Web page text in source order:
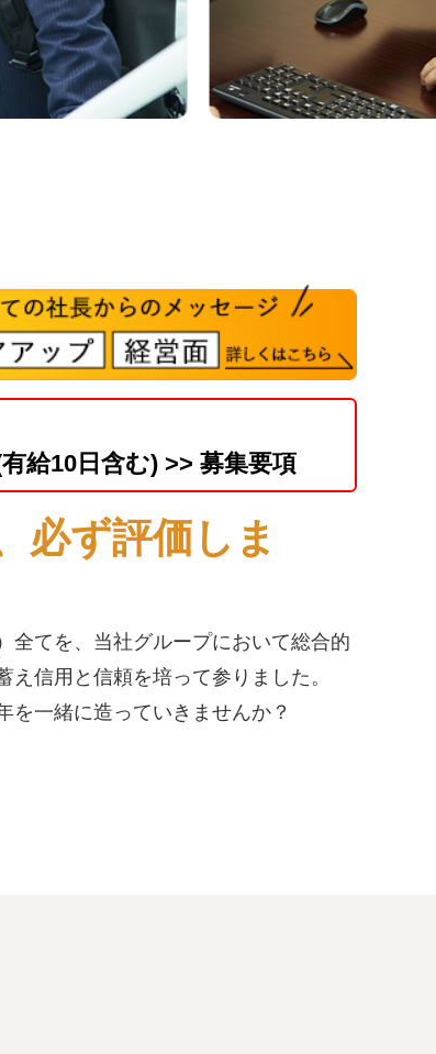
給10日含む) >> 募集要項
必ず評価しま
全てを、当社グループにおいて総合的
信用と信頼を培って参りました。
を一緒に造っていきませんか？